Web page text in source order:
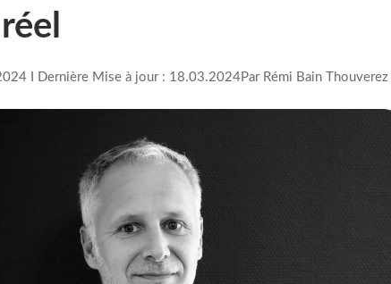
I Dernière Mise à jour : 18.03.2024Par Rémi Bain Thouverez